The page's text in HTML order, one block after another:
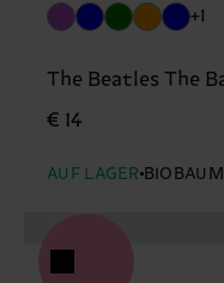
+1
The Beatles The
€ 14
AUF LAGER